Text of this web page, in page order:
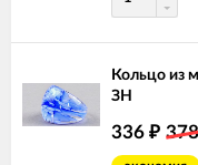
Кольцо из
ЗН
336 ₽